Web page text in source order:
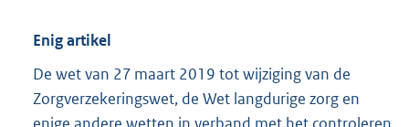
Enig artikel
De wet van 27 maart 2019 tot wijziging van de
Zorgverzekeringswet, de Wet langdurige zorg en